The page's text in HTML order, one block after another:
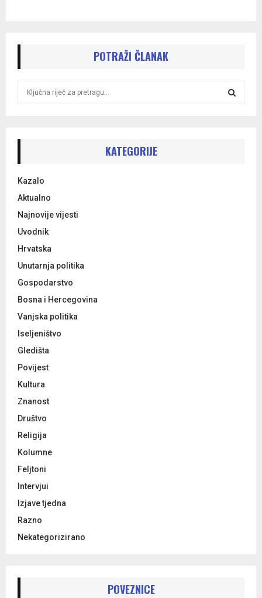
POTRAŽI ČLANAK
r
:
KATEGORIJE
Kazalo
Aktualno
Najnovije vijesti
Uvodnik
Hrvatska
Unutarnja politika
Gospodarstvo
Bosna i Hercegovina
Vanjska politika
Iseljeništvo
Gledišta
Povijest
Kultura
Znanost
Društvo
Religija
Kolumne
Feljtoni
Intervjui
Izjave tjedna
Razno
Nekategorizirano
POVEZNICE